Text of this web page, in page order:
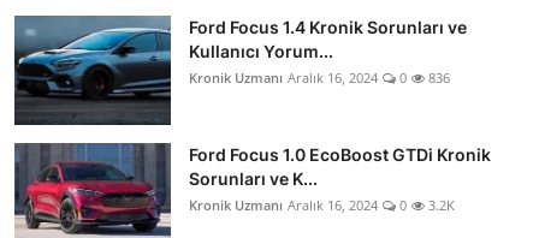
Ford Focus 1.4 Kronik Sorunları ve
Kullanıcı Yorum...
Kronik Uzmanı Aralık 16, 2024 0 836
Ford Focus 1.0 EcoBoost GTDi Kronik
Sorunları ve K...
Kronik Uzmanı Aralık 16, 2024 0 3.2K